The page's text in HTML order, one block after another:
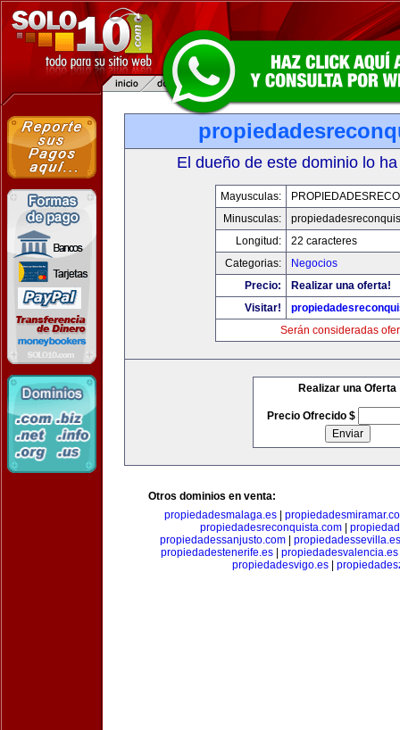
El dueño de este dominio lo
Mayusculas:
Minusculas:
Longitud:
22 caracteres
Categorias:
Negocios
Precio:
Realizar una oferta!
Visitar!
Serán consideradas
Realizar una Oferta
Precio Ofrecido $
Otros dominios en venta:
propiedadesmalaga.es|
propiedadesreconquista.com
propiedadessanjusto.com| propiedadessevilla.es
propiedadestenerife.es| propiedadesvalencia.es
propiedadesvigo.es|